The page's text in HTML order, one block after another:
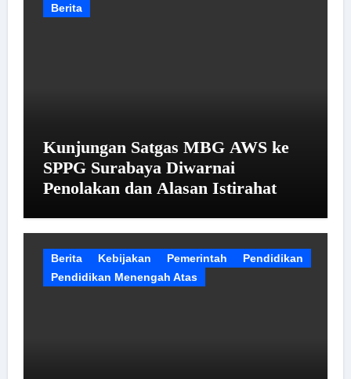
Berita
Kunjungan Satgas MBG AWS ke
SPPG Surabaya Diwarnai
Penolakan dan Alasan Istirahat
Berita Kebijakan Pemerintah
Pendidikan
Pendidikan Menengah Atas